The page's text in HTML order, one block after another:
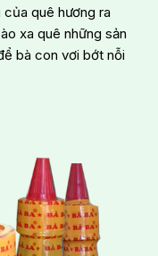
quê hương ra
xa quê những sản
bà con vơi bớt nỗi